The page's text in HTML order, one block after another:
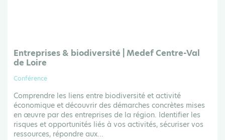
Entreprises & biodiversité | Medef Centre-Val
de Loire
Conférence
Comprendre les liens entre biodiversité et activité
économique et découvrir des démarches concrètes mises
en œuvre par des entreprises de la région. Identifier les
risques et opportunités liés à vos activités, sécuriser vos
ressources, répondre aux...